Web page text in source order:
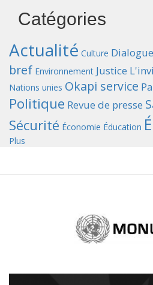
Catégories
Actualité Culture
bref Environnement Justice
Nations unies Okapi service
Politique Revue de presse
Sécurité Économie Éducation
Plus